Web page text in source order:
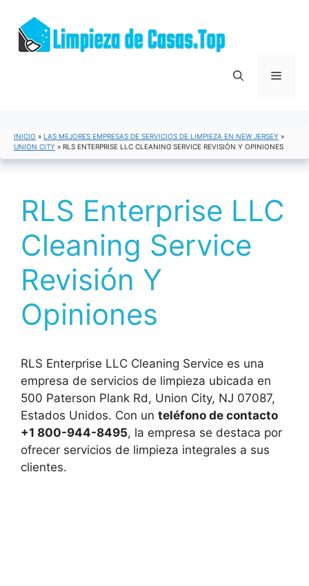
contenido
Menú
INICIO » LAS MEJORES EMPRESAS DE SERVICIOS DE LIMPIEZA EN NEW JERSEY »
UNION CITY » RLS ENTERPRISE LLC CLEANING SERVICE REVISIÓN Y OPINIONES
RLS Enterprise LLC
Cleaning Service
Revisión Y
Opiniones
RLS Enterprise LLC Cleaning Service es una
empresa de servicios de limpieza ubicada en
500 Paterson Plank Rd, Union City, NJ 07087,
Estados Unidos. Con un teléfono de contacto
+1 800-944-8495, la empresa se destaca por
ofrecer servicios de limpieza integrales a sus
clientes.